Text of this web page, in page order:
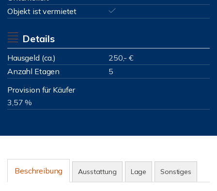
Objekt ist vermietet
Details
Hausgeld (ca.)
250,- €
Anzahl Etagen
5
Provision für Käufer
3,57 %
Beschreibung Ausstattung Lage Sonstiges